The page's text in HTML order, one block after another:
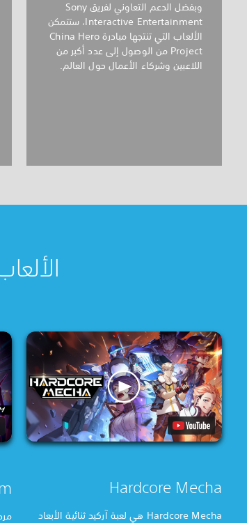
وبفضل الدعم التعاوني لفريق Sony
Interactive Entertainment، ستتمكن
الألعاب التي تنتجها مبادرة China Hero
Project من الوصول إلى عدد أكبر من
اللاعبين وشركاء الأعمال حول العالم.
Hardcore Mecha
Hardcore Mecha هي لعبة آركيد ثنائية الأبعاد